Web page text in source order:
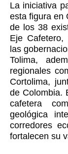
La iniciativa
esta figura en
de los 38
Eje Cafetero,
las
Tolima,
regionales
Cortolima,
de Colombia.
cafetera
geológica
corredores
fortalecen su